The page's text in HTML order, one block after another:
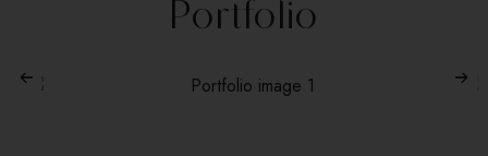
Portfolio